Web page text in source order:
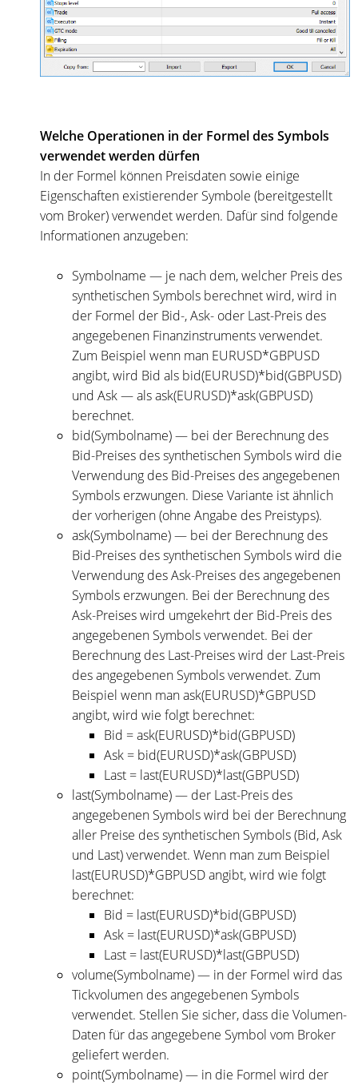
Welche Operationen in der Formel des Symbols
verwendet werden dürfen
In der Formel können Preisdaten sowie einige
Eigenschaften existierender Symbole (bereitgestellt
vom Broker) verwendet werden. Dafür sind folgende
Informationen anzugeben:
Symbolname — je nach dem, welcher Preis des
synthetischen Symbols berechnet wird, wird in
der Formel der Bid-, Ask- oder Last-Preis des
angegebenen Finanzinstruments verwendet.
Zum Beispiel wenn man EURUSD*GBPUSD
angibt, wird Bid als bid(EURUSD)*bid(GBPUSD)
und Ask — als ask(EURUSD)*ask(GBPUSD)
berechnet.
bid(Symbolname) — bei der Berechnung des
Bid-Preises des synthetischen Symbols wird die
Verwendung des Bid-Preises des angegebenen
Symbols erzwungen. Diese Variante ist ähnlich
der vorherigen (ohne Angabe des Preistyps).
ask(Symbolname) — bei der Berechnung des
Bid-Preises des synthetischen Symbols wird die
Verwendung des Ask-Preises des angegebenen
Symbols erzwungen. Bei der Berechnung des
Ask-Preises wird umgekehrt der Bid-Preis des
angegebenen Symbols verwendet. Bei der
Berechnung des Last-Preises wird der Last-Preis
des angegebenen Symbols verwendet. Zum
Beispiel wenn man ask(EURUSD)*GBPUSD
angibt, wird wie folgt berechnet:
Bid = ask(EURUSD)*bid(GBPUSD)
Ask = bid(EURUSD)*ask(GBPUSD)
Last = last(EURUSD)*last(GBPUSD)
last(Symbolname) — der Last-Preis des
angegebenen Symbols wird bei der Berechnung
aller Preise des synthetischen Symbols (Bid, Ask
und Last) verwendet. Wenn man zum Beispiel
last(EURUSD)*GBPUSD angibt, wird wie folgt
berechnet:
Bid = last(EURUSD)*bid(GBPUSD)
Ask = last(EURUSD)*ask(GBPUSD)
Last = last(EURUSD)*last(GBPUSD)
volume(Symbolname) — in der Formel wird das
Tickvolumen des angegebenen Symbols
verwendet. Stellen Sie sicher, dass die Volumen-
Daten für das angegebene Symbol vom Broker
geliefert werden.
point(Symbolname) — in die Formel wird der